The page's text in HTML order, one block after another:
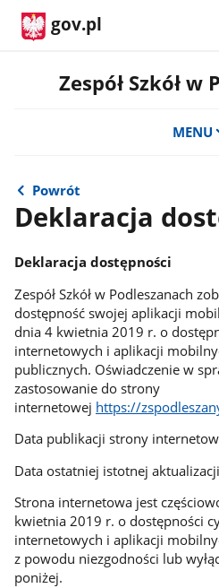
gov.pl
Zespół Szkół w
MENU
Powrót
Deklaracja
Deklaracja dostępności
Zespół Szkół w Podleszanach
dostępność swojej aplikacji
dnia 4 kwietnia 2019 r. o
internetowych i aplikacji
publicznych. Oświadczenie w
zastosowanie do strony
internetowej https://
Data publikacji strony
Data ostatniej istotnej
Strona internetowa jest
kwietnia 2019 r. o dostępności
internetowych i aplikacji
z powodu niezgodności lub
poniżej.